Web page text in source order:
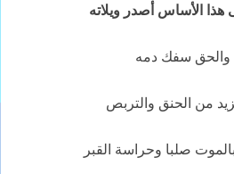
هذا الأساس أصدر ويلاته
والحق سفك دمه
من الحنق والتربص
صلبا وحراسة القبر